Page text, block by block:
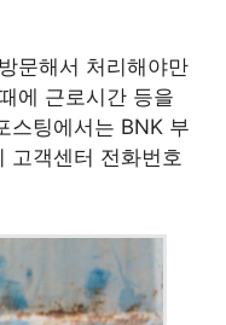
문해서 처리해야만
에 근로시간 등을
스팅에서는 BNK 부
고객센터 전화번호